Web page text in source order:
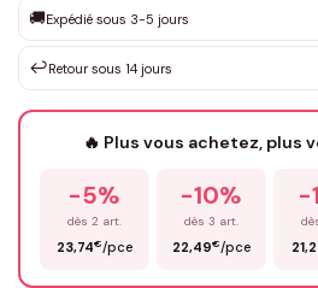
Votre texte / idée*
Prénom*
🚚Expédié sous 3-5 jours
↩️Retour sous 14 jours
🔥 Plus vous achetez, plus
-5%
dès 2 art.
23,74€/pce
-10%
dès 3 art.
22,49€/pce
-